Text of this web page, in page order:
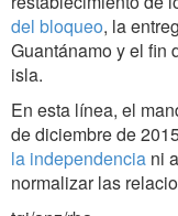
del bloqueo, la
Guantánamo y el fin
isla.
En esta línea, el
de diciembre de
la independencia ni
normalizar las